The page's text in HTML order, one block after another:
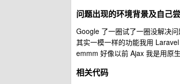
问题出现的环境背景及自己
Google 了一圈试了一圈没解决
其实一模一样的功能我用
emmm 好像以前 Ajax 我是用原
相关代码